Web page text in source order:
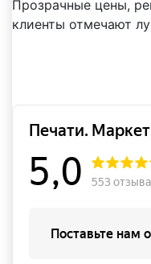
Прозрачные цены,
клиенты отмечают